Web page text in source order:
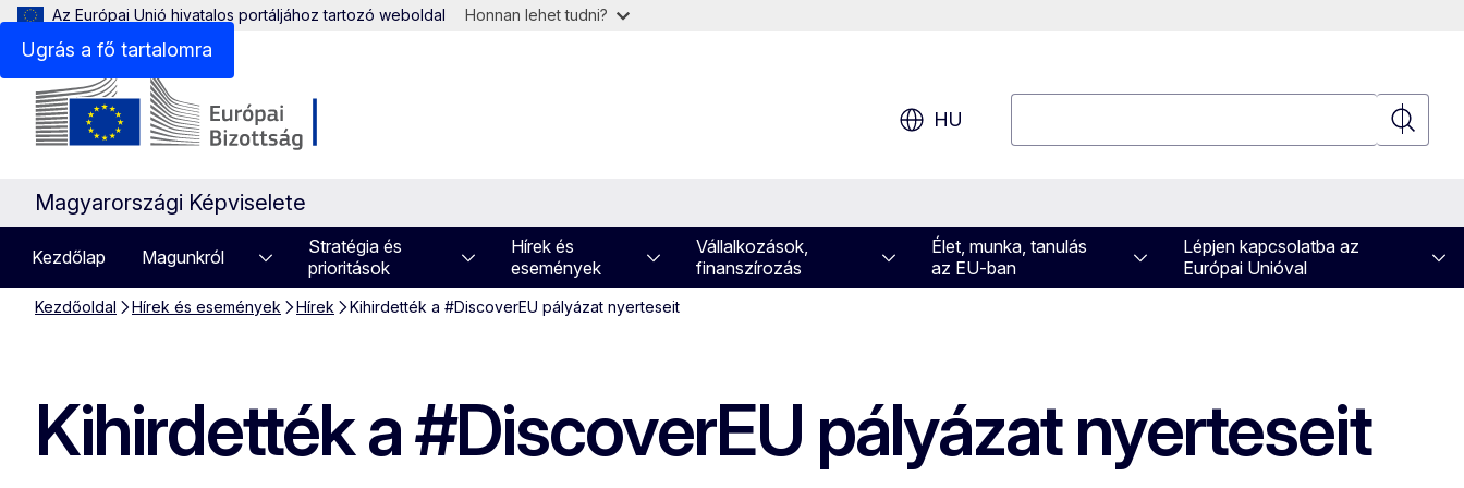
Ugrás a fő tartalomra
Az Európai Unió hivatalos portáljához tartozó weboldal Honnan lehet tudni?
HU
Keresés
Magyarországi Képviselete
Kezdőlap Magunkról
Stratégia és
prioritások
Hírek és
események
Vállalkozások,
finanszírozás
Élet, munka, tanulás
az EU-ban
Lépjen kapcsolatba az
Európai Unióval
Kezdőoldal Hírek és események Hírek Kihirdették a #DiscoverEU pályázat nyerteseit
Kihirdették a #DiscoverEU pályázat nyerteseit